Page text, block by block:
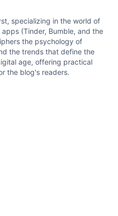
specializing in the world of
(Tinder, Bumble, and the
the psychology of
the trends that define the
age, offering practical
the blog's readers.